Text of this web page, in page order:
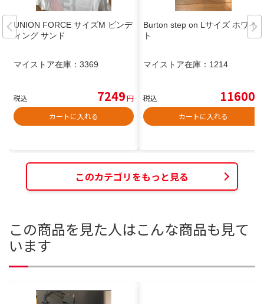
UNION FORCE サイズM ビンデ
ィング サンド
マイストア在庫： 3369
税込 7249円
カートに入れる
Burton step on Lサイズ ホワイ
ト
マイストア在庫： 1214
税込 11600
カートに入れる
このカテゴリをもっと見る
この商品を見た人はこんな商品も見て
います